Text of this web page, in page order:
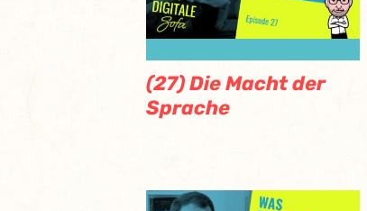
(27) Die Macht der
Sprache